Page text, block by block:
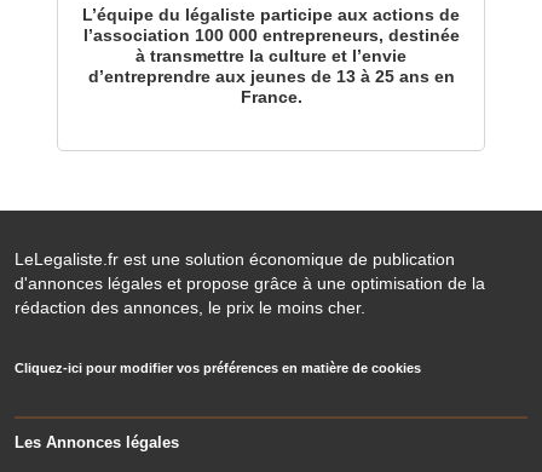
L’équipe du légaliste participe aux actions de
l’association 100 000 entrepreneurs, destinée
à transmettre la culture et l’envie
d’entreprendre aux jeunes de 13 à 25 ans en
France.
LeLegaliste.fr est une solution économique de publication
d'annonces légales et propose grâce à une optimisation de la
rédaction des annonces, le prix le moins cher.
Cliquez-ici pour modifier vos préférences en matière de cookies
Les Annonces légales